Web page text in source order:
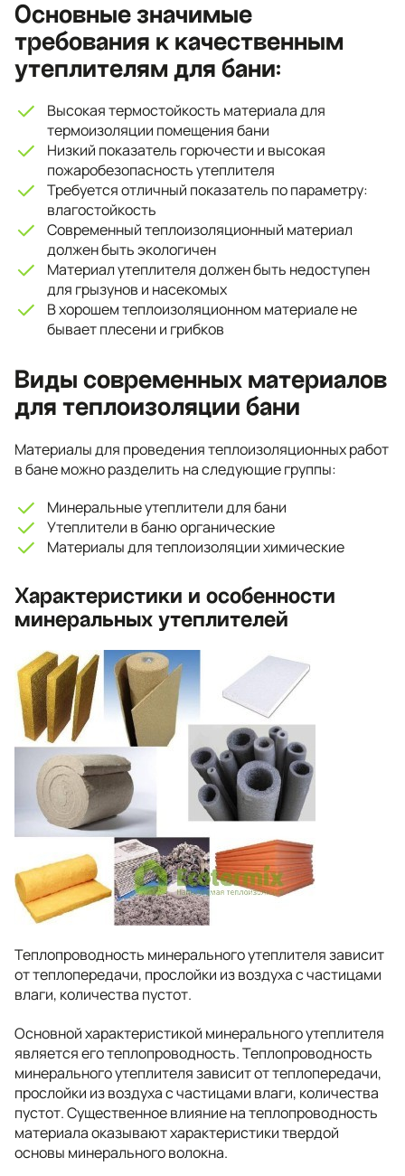
Основные значимые
требования к качественным
утеплителям для бани:
Высокая термостойкость материала для
термоизоляции помещения бани
Низкий показатель горючести и высокая
пожаробезопасность утеплителя
Требуется отличный показатель по параметру:
влагостойкость
Современный теплоизоляционный материал
должен быть экологичен
Материал утеплителя должен быть недоступен
для грызунов и насекомых
В хорошем теплоизоляционном материале не
бывает плесени и грибков
Виды современных материалов
для теплоизоляции бани
Материалы для проведения теплоизоляционных работ
в бане можно разделить на следующие группы:
Минеральные утеплители для бани
Утеплители в баню органические
Материалы для теплоизоляции химические
Характеристики и особенности
минеральных утеплителей
Теплопроводность минерального утеплителя зависит
от теплопередачи, прослойки из воздуха с частицами
влаги, количества пустот.
Основной характеристикой минерального утеплителя
является его теплопроводность. Теплопроводность
минерального утеплителя зависит от теплопередачи,
прослойки из воздуха с частицами влаги, количества
пустот. Существенное влияние на теплопроводность
материала оказывают характеристики твердой
основы минерального волокна.